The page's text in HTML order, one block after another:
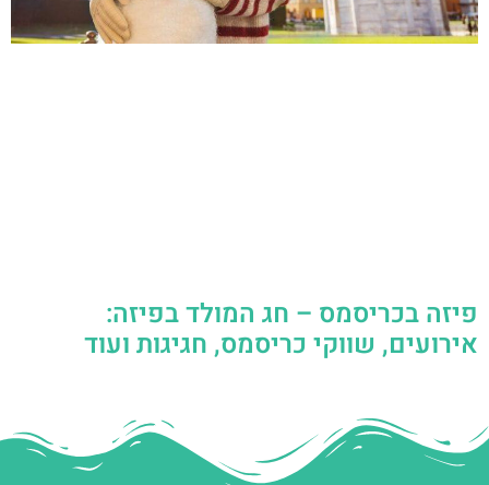
פיזה בכריסמס – חג המולד בפיזה:
אירועים, שווקי כריסמס, חגיגות ועוד